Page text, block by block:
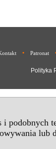
lub
• Patronat
Polityka